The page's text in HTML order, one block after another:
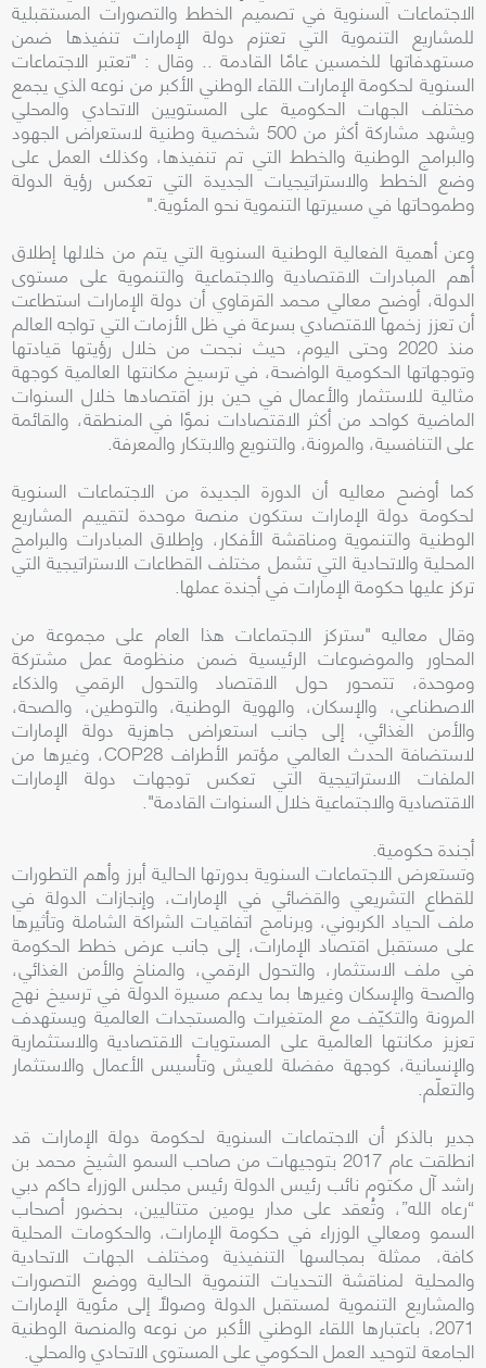
الاجتماعات السنوية في تصميم الخطط والتصورات المستقبلية
للمشاريع التنموية التي تعتزم دولة الإمارات تنفيذها ضمن
مستهدفاتها للخمسين عامًا القادمة .. وقال : "تعتبر الاجتماعات
السنوية لحكومة الإمارات اللقاء الوطني الأكبر من نوعه الذي يجمع
مختلف الجهات الحكومية على المستويين الاتحادي والمحلي
ويشهد مشاركة أكثر من 500 شخصية وطنية لاستعراض الجهود
والبرامج الوطنية والخطط التي تم تنفيذها، وكذلك العمل على
وضع الخطط والاستراتيجيات الجديدة التي تعكس رؤية الدولة
وطموحاتها في مسيرتها التنموية نحو المئوية."
وعن أهمية الفعالية الوطنية السنوية التي يتم من خلالها إطلاق
أهم المبادرات الاقتصادية والاجتماعية والتنموية على مستوى
الدولة، أوضح معالي محمد القرقاوي أن دولة الإمارات استطاعت
أن تعزز زخمها الاقتصادي بسرعة في ظل الأزمات التي تواجه العالم
منذ 2020 وحتى اليوم، حيث نجحت من خلال رؤيتها قيادتها
وتوجهاتها الحكومية الواضحة، في ترسيخ مكانتها العالمية كوجهة
مثالية للاستثمار والأعمال في حين برز اقتصادها خلال السنوات
الماضية كواحد من أكثر الاقتصادات نموًا في المنطقة، والقائمة
على التنافسية، والمرونة، والتنويع والابتكار والمعرفة.
كما أوضح معاليه أن الدورة الجديدة من الاجتماعات السنوية
لحكومة دولة الإمارات ستكون منصة موحدة لتقييم المشاريع
الوطنية والتنموية ومناقشة الأفكار، وإطلاق المبادرات والبرامج
المحلية والاتحادية التي تشمل مختلف القطاعات الاستراتيجية التي
تركز عليها حكومة الإمارات في أجندة عملها.
وقال معاليه "ستركز الاجتماعات هذا العام على مجموعة من
المحاور والموضوعات الرئيسية ضمن منظومة عمل مشتركة
وموحدة، تتمحور حول الاقتصاد والتحول الرقمي والذكاء
الاصطناعي، والإسكان، والهوية الوطنية، والتوطين، والصحة،
والأمن الغذائي، إلى جانب استعراض جاهزية دولة الإمارات
لاستضافة الحدث العالمي مؤتمر الأطراف COP28، وغيرها من
الملفات الاستراتيجية التي تعكس توجهات دولة الإمارات
الاقتصادية والاجتماعية خلال السنوات القادمة".
أجندة حكومية.
وتستعرض الاجتماعات السنوية بدورتها الحالية أبرز وأهم التطورات
للقطاع التشريعي والقضائي في الإمارات، وإنجازات الدولة في
ملف الحياد الكربوني، وبرنامج اتفاقيات الشراكة الشاملة وتأثيرها
على مستقبل اقتصاد الإمارات، إلى جانب عرض خطط الحكومة
في ملف الاستثمار، والتحول الرقمي، والمناخ والأمن الغذائي،
والصحة والإسكان وغيرها بما يدعم مسيرة الدولة في ترسيخ نهج
المرونة والتكيّف مع المتغيرات والمستجدات العالمية ويستهدف
تعزيز مكانتها العالمية على المستويات الاقتصادية والاستثمارية
والإنسانية، كوجهة مفضلة للعيش وتأسيس الأعمال والاستثمار
والتعلّم.
جدير بالذكر أن الاجتماعات السنوية لحكومة دولة الإمارات قد
انطلقت عام 2017 بتوجيهات من صاحب السمو الشيخ محمد بن
راشد آل مكتوم نائب رئيس الدولة رئيس مجلس الوزراء حاكم دبي
“رعاه الله”، وتُعقد على مدار يومين متتاليين، بحضور أصحاب
السمو ومعالي الوزراء في حكومة الإمارات، والحكومات المحلية
كافة، ممثلة بمجالسها التنفيذية ومختلف الجهات الاتحادية
والمحلية لمناقشة التحديات التنموية الحالية ووضع التصورات
والمشاريع التنموية لمستقبل الدولة وصولاً إلى مئوية الإمارات
2071، باعتبارها اللقاء الوطني الأكبر من نوعه والمنصة الوطنية
الجامعة لتوحيد العمل الحكومي على المستوى الاتحادي والمحلي.